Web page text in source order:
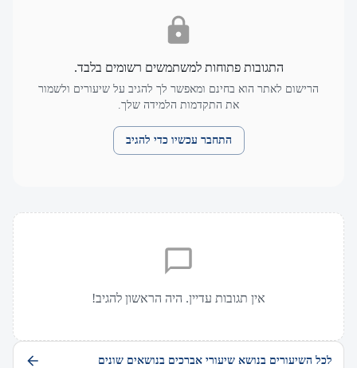
התגובות פתוחות למשתמשים רשומים בלבד.
הרישום לאתר הוא בחינם ומאפשר לך להגיב על שיעורים ולשמור
את התקדמות הלמידה שלך.
התחבר עכשיו כדי להגיב
אין תגובות עדיין. היה הראשון להגיב!
לכל השיעורים בנושא שיעורי אברכים בנושאים שונים